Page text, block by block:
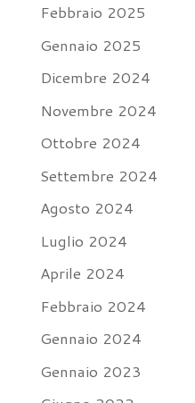
Febbraio 2025
Gennaio 2025
Dicembre 2024
Novembre 2024
Ottobre 2024
Settembre 2024
Agosto 2024
Luglio 2024
Aprile 2024
Febbraio 2024
Gennaio 2024
Gennaio 2023